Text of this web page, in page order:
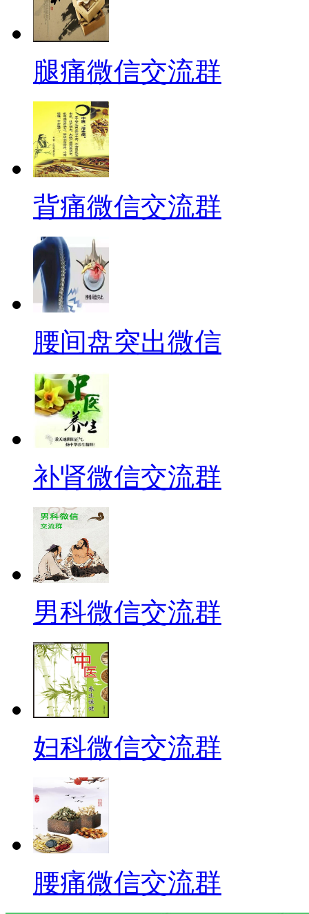
腿痛微信交流群
背痛微信交流群
腰间盘突出微信
补肾微信交流群
男科微信交流群
妇科微信交流群
腰痛微信交流群